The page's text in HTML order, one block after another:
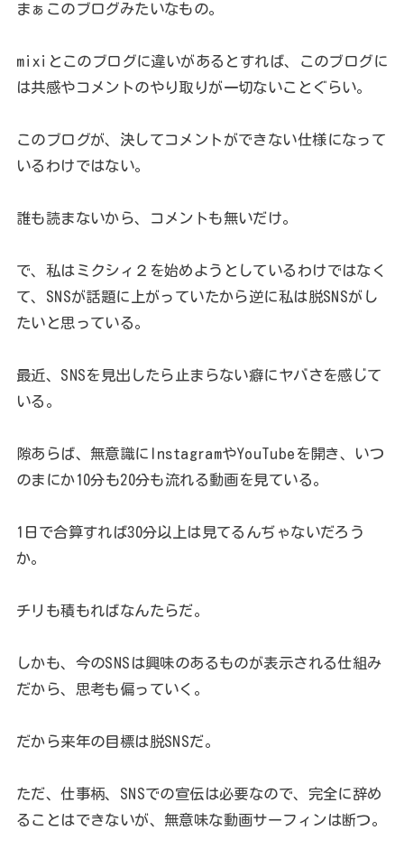
まぁこのブログみたいなもの。
mixiとこのブログに違いがあるとすれば、このブログに
は共感やコメントのやり取りが一切ないことぐらい。
このブログが、決してコメントができない仕様になって
いるわけではない。
誰も読まないから、コメントも無いだけ。
で、私はミクシィ２を始めようとしているわけではなく
て、SNSが話題に上がっていたから逆に私は脱SNSがし
たいと思っている。
最近、SNSを見出したら止まらない癖にヤバさを感じて
いる。
隙あらば、無意識にInstagramやYouTubeを開き、いつ
のまにか10分も20分も流れる動画を見ている。
1日で合算すれば30分以上は見てるんぢゃないだろう
か。
チリも積もればなんたらだ。
しかも、今のSNSは興味のあるものが表示される仕組み
だから、思考も偏っていく。
だから来年の目標は脱SNSだ。
ただ、仕事柄、SNSでの宣伝は必要なので、完全に辞め
ることはできないが、無意味な動画サーフィンは断つ。